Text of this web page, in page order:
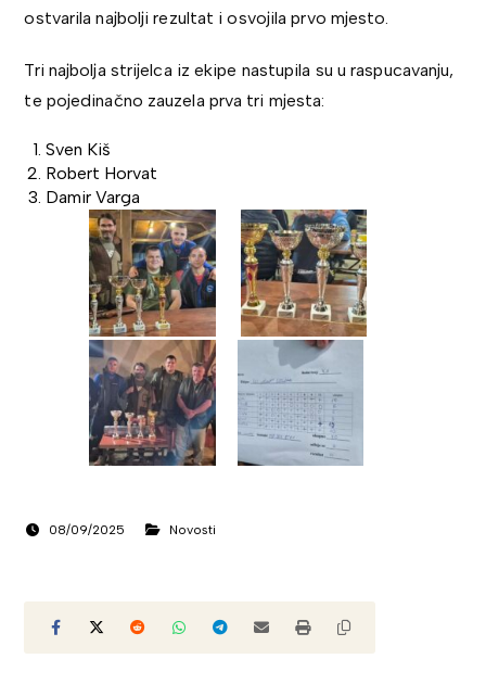
ostvarila najbolji rezultat i osvojila prvo mjesto.
Tri najbolja strijelca iz ekipe nastupila su u raspucavanju,
te pojedinačno zauzela prva tri mjesta:
Sven Kiš
Robert Horvat
Damir Varga
08/09/2025 Novosti